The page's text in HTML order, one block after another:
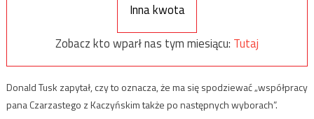
Inna kwota
Zobacz kto wparł nas tym miesiącu: Tutaj
Donald Tusk zapytał, czy to oznacza, że ma się spodziewać „współpracy
pana Czarzastego z Kaczyńskim także po następnych wyborach”.